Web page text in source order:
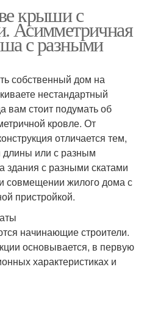
крыши с
Асимметричная
с разными
собственный дом на
нестандартный
вам стоит подумать об
кровле. От
отличается тем,
длины или с разным
здания с разными скатами
совмещении жилого дома с
пристройкой.
начинающие строители.
основывается, в первую
характеристиках и